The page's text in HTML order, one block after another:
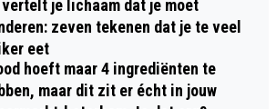
vertelt je lichaam dat je moet
zeven tekenen dat je te veel
eet
hoeft maar 4 ingrediënten te
maar dit zit er écht in jouw